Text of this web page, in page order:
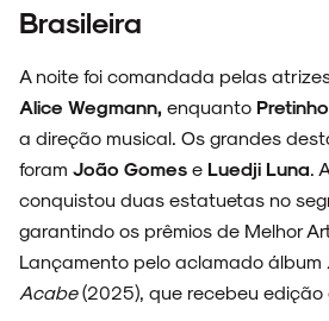
Brasileira
A noite foi comandada pelas
Alice Wegmann, enquanto
a direção musical. Os grandes
foram João Gomes e Luedji Luna .
conquistou duas estatuetas no
garantindo os prêmios de Melhor
Lançamento pelo aclamado álbum
Acabe(2025), que recebeu edição